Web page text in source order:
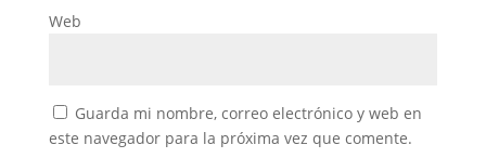
Web
Guarda mi nombre, correo electrónico y web en
este navegador para la próxima vez que comente.